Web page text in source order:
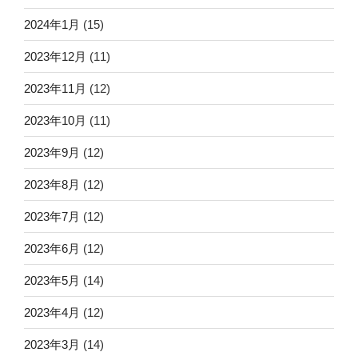
2024年1月 (15)
2023年12月 (11)
2023年11月 (12)
2023年10月 (11)
2023年9月 (12)
2023年8月 (12)
2023年7月 (12)
2023年6月 (12)
2023年5月 (14)
2023年4月 (12)
2023年3月 (14)